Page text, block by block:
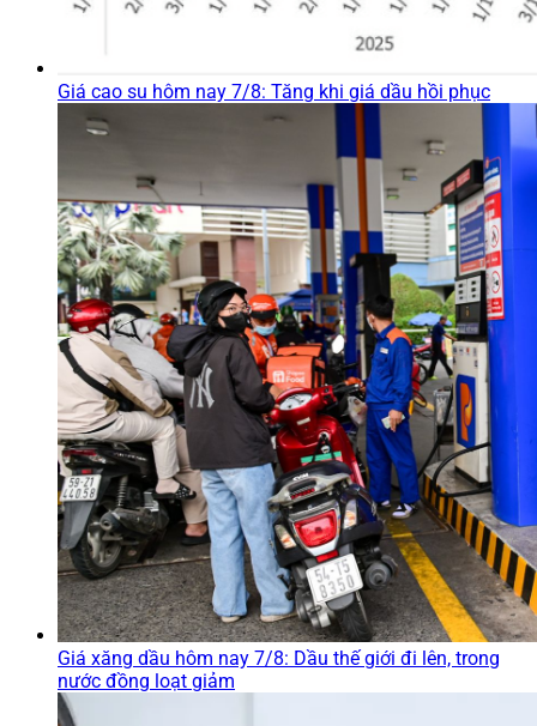
Giá cao su hôm nay 7/8: Tăng khi giá dầu hồi phục
Giá xăng dầu hôm nay 7/8: Dầu thế giới đi lên, trong
nước đồng loạt giảm